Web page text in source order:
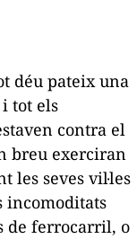
déu pateix una
tot els
contra el
breu exerciran
les seves vil·les
incomoditats
de ferrocarril, o